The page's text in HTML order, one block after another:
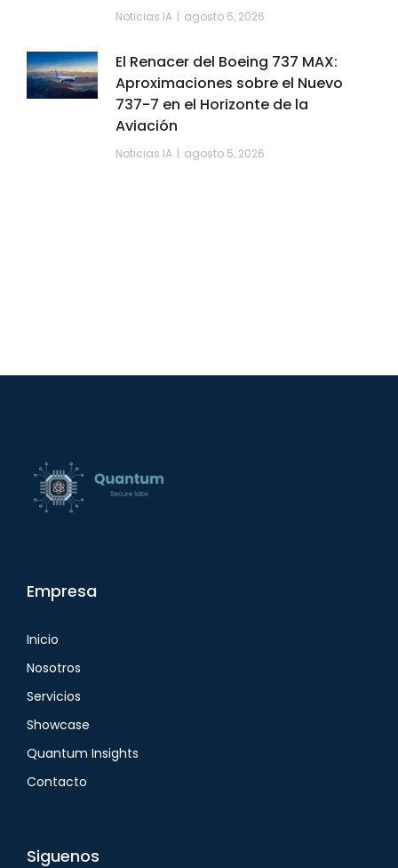
Noticias IA agosto 6, 2026
El Renacer del Boeing 737 MAX:
Aproximaciones sobre el Nuevo
737-7 en el Horizonte de la
Aviación
Noticias IA agosto 5, 2026
Empresa
Inicio
Nosotros
Servicios
Showcase
Quantum Insights
Contacto
Siguenos